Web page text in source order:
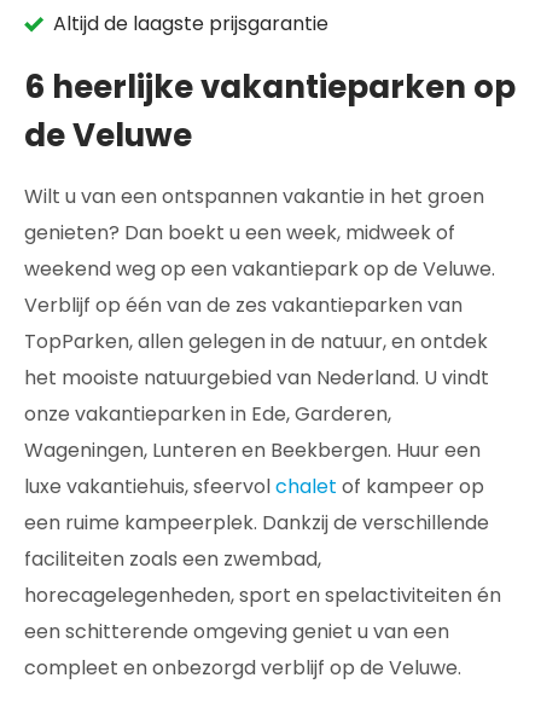
Altijd de laagste prijsgarantie
6 heerlijke vakantieparken op
de Veluwe
Wilt u van een ontspannen vakantie in het groen
genieten? Dan boekt u een week, midweek of
weekend weg op een vakantiepark op de Veluwe.
Verblijf op één van de zes vakantieparken van
TopParken, allen gelegen in de natuur, en ontdek
het mooiste natuurgebied van Nederland. U vindt
onze vakantieparken in Ede, Garderen,
Wageningen, Lunteren en Beekbergen. Huur een
luxe vakantiehuis, sfeervolchalet of kampeer op
een ruime kampeerplek. Dankzij de verschillende
faciliteiten zoals een zwembad,
horecagelegenheden, sport en spelactiviteiten én
een schitterende omgeving geniet u van een
compleet en onbezorgd verblijf op de Veluwe.